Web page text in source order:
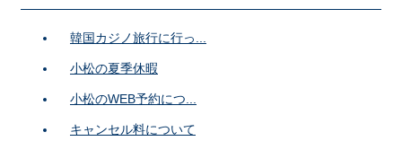
韓国カジノ旅行に行っ...
小松の夏季休暇
小松のWEB予約につ...
キャンセル料について